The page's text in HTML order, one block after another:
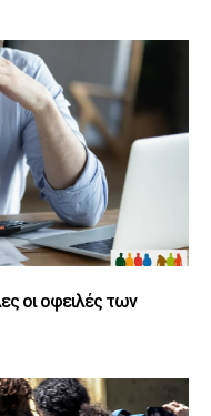
οι οφειλές των